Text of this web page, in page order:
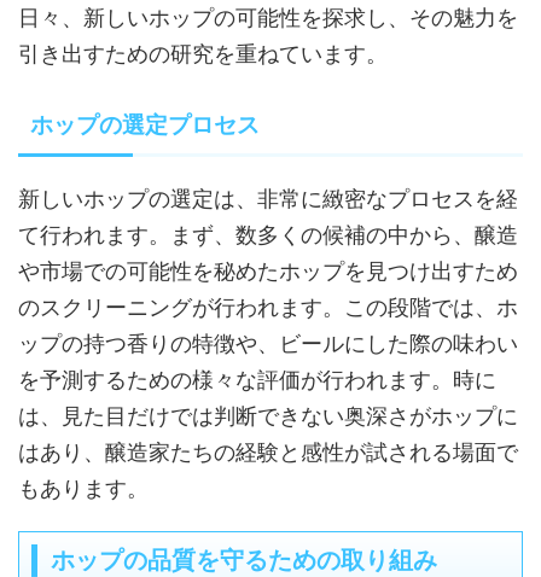
日々、新しいホップの可能性を探求し、その魅力を
引き出すための研究を重ねています。
ホップの選定プロセス
新しいホップの選定は、非常に緻密なプロセスを経
て行われます。まず、数多くの候補の中から、醸造
や市場での可能性を秘めたホップを見つけ出すため
のスクリーニングが行われます。この段階では、ホ
ップの持つ香りの特徴や、ビールにした際の味わい
を予測するための様々な評価が行われます。時に
は、見た目だけでは判断できない奥深さがホップに
はあり、醸造家たちの経験と感性が試される場面で
もあります。
ホップの品質を守るための取り組み